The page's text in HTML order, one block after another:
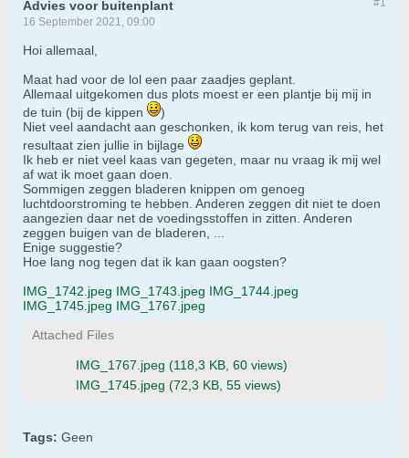
#1
Advies voor buitenplant
16 September 2021, 09:00
Hoi allemaal,
Maat had voor de lol een paar zaadjes geplant.
Allemaal uitgekomen dus plots moest er een plantje bij mij in
de tuin (bij de kippen
)
Niet veel aandacht aan geschonken, ik kom terug van reis, het
resultaat zien jullie in bijlage
Ik heb er niet veel kaas van gegeten, maar nu vraag ik mij wel
af wat ik moet gaan doen.
Sommigen zeggen bladeren knippen om genoeg
luchtdoorstroming te hebben. Anderen zeggen dit niet te doen
aangezien daar net de voedingsstoffen in zitten. Anderen
zeggen buigen van de bladeren, ...
Enige suggestie?
Hoe lang nog tegen dat ik kan gaan oogsten?
IMG_1742.jpeg IMG_1743.jpeg IMG_1744.jpeg
IMG_1745.jpeg IMG_1767.jpeg
Attached Files
IMG_1767.jpeg (118,3 KB, 60 views)
IMG_1745.jpeg (72,3 KB, 55 views)
Tags: Geen